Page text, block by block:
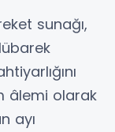
sunağı,
âlemi olarak
ayı